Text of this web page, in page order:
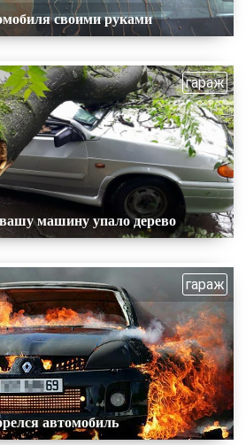
своими руками
гараж
машину упало дерево
гараж
автомобиль